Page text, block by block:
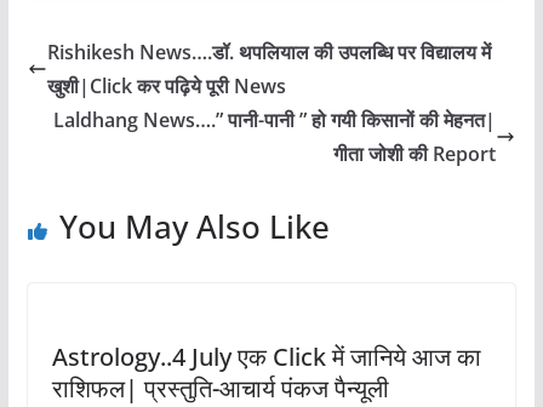
Rishikesh News….डॉ. थपलियाल की उपलब्धि पर विद्यालय में
खुशी|Click कर पढ़िये पूरी News
Laldhang News….” पानी-पानी ” हो गयी किसानों की मेहनत|
गीता जोशी की Report
You May Also Like
Astrology..4 July एक Click में जानिये आज का
राशिफल| प्रस्तुति-आचार्य पंकज पैन्यूली